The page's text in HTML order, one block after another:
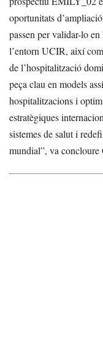
oportunitats
passen per validar-lo
l’entorn UCIR, així
de l’hospitalització
peça clau en models
hospitalitzacions i
estratègiques
sistemes de salut i
mundial”, va concloure